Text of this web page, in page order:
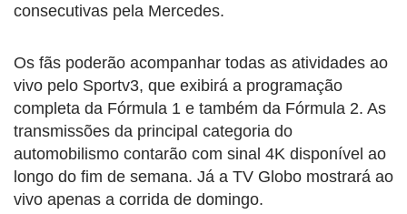
consecutivas pela Mercedes.
Os fãs poderão acompanhar todas as atividades ao
vivo pelo Sportv3, que exibirá a programação
completa da Fórmula 1 e também da Fórmula 2. As
transmissões da principal categoria do
automobilismo contarão com sinal 4K disponível ao
longo do fim de semana. Já a TV Globo mostrará ao
vivo apenas a corrida de domingo.